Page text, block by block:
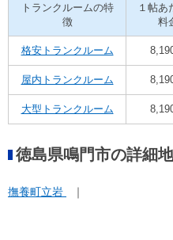
トランクルームの特
徴
１帖あ
料
格安トランクルーム
屋内トランクルーム
大型トランクルーム
徳島県鳴門市の詳細
撫養町立岩